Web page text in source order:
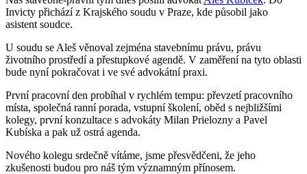
Invicty přichází z Krajského soudu v Praze, kde působil jako
asistent soudce.
U soudu se Aleš věnoval zejména stavebnímu právu, právu
životního prostředí a přestupkové agendě. V zaměření na tyto oblasti
bude nyní pokračovat i ve své advokátní praxi.
První pracovní den probíhal v rychlém tempu: převzetí pracovního
místa, společná ranní porada, vstupní školení, oběd s nejbližšími
kolegy, první konzultace s advokáty Milan Prielozny a Pavel
Kubíska a pak už ostrá agenda.
Nového kolegu srdečně vítáme, jsme přesvědčeni, že jeho
zkušenosti budou pro náš tým významným přínosem.